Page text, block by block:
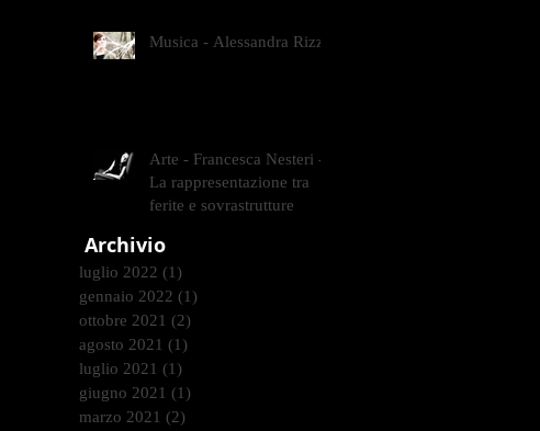
Musica - Alessandra Rizzo
Arte - Francesca Nesteri -
La rappresentazione tra
ferite e sovrastrutture
Archivio
luglio 2022 (1)
gennaio 2022 (1)
ottobre 2021 (2)
agosto 2021 (1)
luglio 2021 (1)
giugno 2021 (1)
marzo 2021 (2)